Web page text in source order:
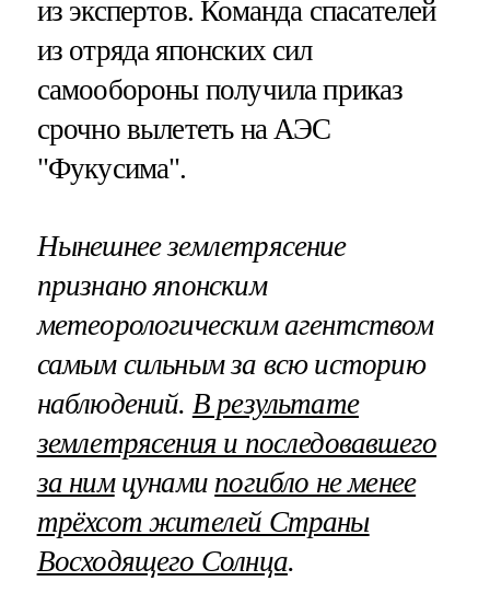
из экспертов. Команда спасателей
из отряда японских сил
самообороны получила приказ
срочно вылететь на АЭС
"Фукусима".
Нынешнее землетрясение
признано японским
метеорологическим агентством
самым сильным за всю историю
наблюдений. В результате
землетрясения и последовавшего
за нимцунами погибло не менее
трёхсот жителей Страны
Восходящего Солнца.